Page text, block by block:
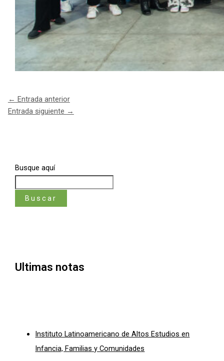
← Entrada anterior
Entrada siguiente →
Busque aquí
Buscar
Ultimas notas
Instituto Latinoamericano de Altos Estudios en
Infancia, Familias y Comunidades